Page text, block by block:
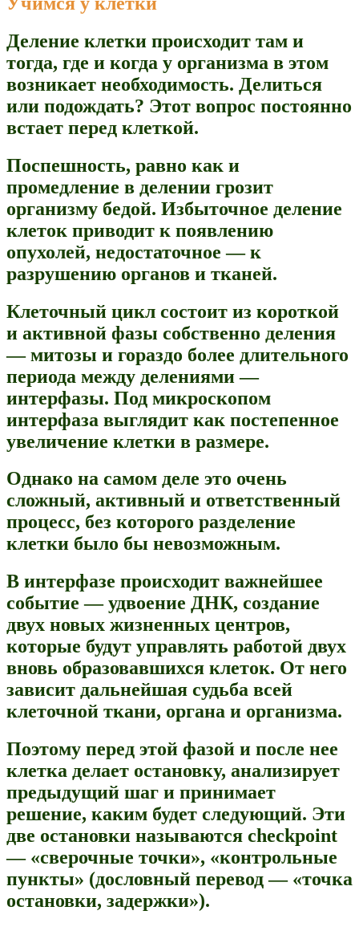
Деление клетки происходит там и
тогда, где и когда у организма в этом
возникает необходимость. Делиться
или подождать? Этот вопрос постоянно
встает перед клеткой.
Поспешность, равно как и
промедление в делении грозит
организму бедой. Избыточное деление
клеток приводит к появлению
опухолей, недостаточное — к
разрушению органов и тканей.
Клеточный цикл состоит из короткой
и активной фазы собственно деления
— митозы и гораздо более длительного
периода между делениями —
интерфазы. Под микроскопом
интерфаза выглядит как постепенное
увеличение клетки в размере.
Однако на самом деле это очень
сложный, активный и ответственный
процесс, без которого разделение
клетки было бы невозможным.
В интерфазе происходит важнейшее
событие — удвоение ДНК, создание
двух новых жизненных центров,
которые будут управлять работой двух
вновь образовавшихся клеток. От него
зависит дальнейшая судьба всей
клеточной ткани, органа и организма.
Поэтому перед этой фазой и после нее
клетка делает остановку, анализирует
предыдущий шаг и принимает
решение, каким будет следующий. Эти
две остановки называются checkpoint
— «сверочные точки», «контрольные
пункты» (дословный перевод — «точка
остановки, задержки»).